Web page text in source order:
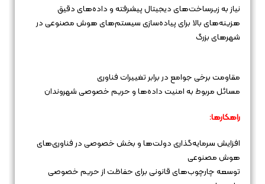
نیاز به زیرساخت‌های دیجیتال پیشرفته و داده‌های دقیق
هزینه‌های بالا برای پیاده‌سازی سیستم‌های هوش مصنوعی در
شهرهای بزرگ
مقاومت برخی جوامع در برابر تغییرات فناوری
مسائل مربوط به امنیت داده‌ها و حریم خصوصی شهروندان
راهکارها:
افزایش سرمایه‌گذاری دولت‌ها و بخش خصوصی در فناوری‌های
هوش مصنوعی
توسعه چارچوب‌های قانونی برای حفاظت از حریم خصوصی